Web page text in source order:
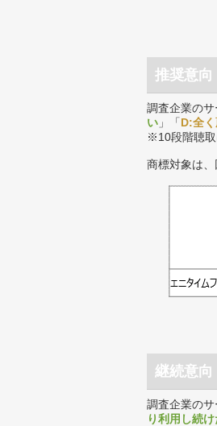
推奨意向
調査企業の
い 」「D:全
※10段階聴取
商標対象は、
継続意向
調査企業の
り利用し続